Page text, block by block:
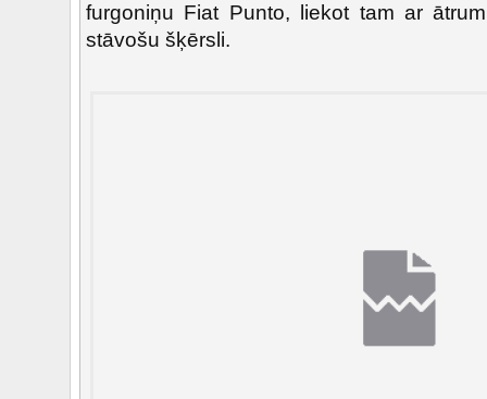
furgoniņu Fiat Punto, liekot tam ar
stāvošu šķērsli.